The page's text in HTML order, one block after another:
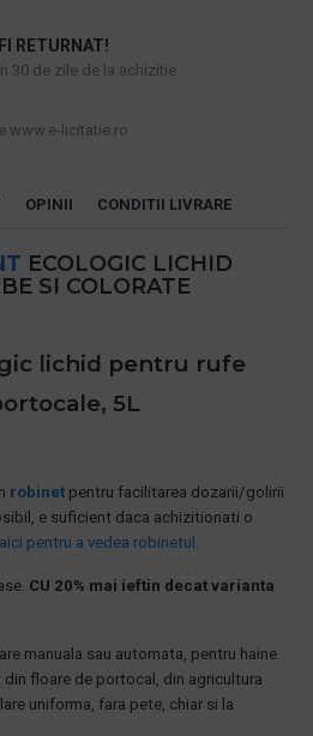
RETURNAT!
30 de zile de la achizitie
www.e-licitatie.ro
OPINII CONDITII LIVRARE
ECOLOGIC LICHID
SI COLORATE
lichid pentru rufe
5L
robinet pentru facilitarea dozarii/golirii
e suficient daca achizitionati o
pentru a vedea robinetul.
CU 20% mai ieftin decat varianta
manuala sau automata, pentru haine
floare de portocal, din agricultura
uniforma, fara pete, chiar si la